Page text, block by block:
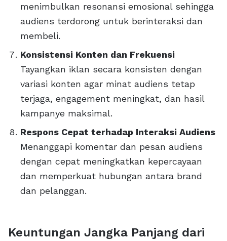
menimbulkan resonansi emosional sehingga
audiens terdorong untuk berinteraksi dan
membeli.
Konsistensi Konten dan Frekuensi
Tayangkan iklan secara konsisten dengan
variasi konten agar minat audiens tetap
terjaga, engagement meningkat, dan hasil
kampanye maksimal.
Respons Cepat terhadap Interaksi Audiens
Menanggapi komentar dan pesan audiens
dengan cepat meningkatkan kepercayaan
dan memperkuat hubungan antara brand
dan pelanggan.
Keuntungan Jangka Panjang dari